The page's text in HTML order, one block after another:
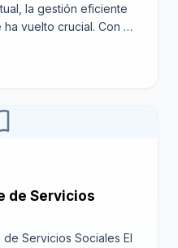
la gestión eficiente
vuelto crucial. Con el
organizaciones a
de Servicios
Servicios Sociales El